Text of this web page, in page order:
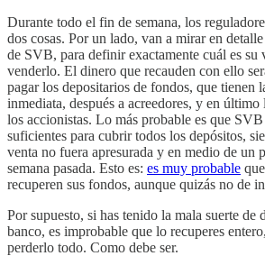
Durante todo el fin de semana, los
dos cosas. Por un lado, van a mirar en
de SVB, para definir exactamente cuál es su
venderlo. El dinero que recauden con ello
pagar los depositarios de fondos, que tienen
inmediata, después a acreedores, y en último
los accionistas. Lo más probable es que
suficientes para cubrir todos los depósitos,
venta no fuera apresurada y en medio de un
semana pasada. Esto es: es muy probable
recuperen sus fondos, aunque quizás no de
Por supuesto, si has tenido la mala suerte de
banco, es improbable que lo recuperes
perderlo todo. Como debe ser.